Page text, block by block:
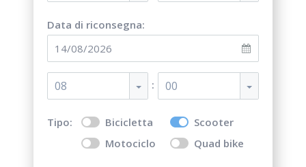
Data di riconsegna:
08 : 00
Tipo: Bicicletta
Scooter
Motociclo
Quad bike